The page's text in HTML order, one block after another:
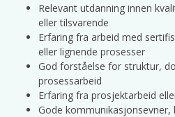
Relevant utdanning innen
eller tilsvarende
Erfaring fra arbeid med
eller lignende prosesser
God forståelse for struktur,
prosessarbeid
Erfaring fra prosjektarbeid
Gode kommunikasjonsevner,